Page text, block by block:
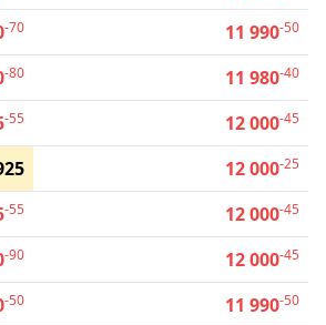
-70 11 990-50
-80 11 980-40
-55 12 000-45
12 000-25
-55 12 000-45
-90 12 000-45
-50 11 990-50